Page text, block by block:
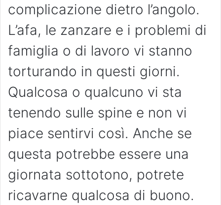
complicazione dietro l’angolo.
L’afa, le zanzare e i problemi di
famiglia o di lavoro vi stanno
torturando in questi giorni.
Qualcosa o qualcuno vi sta
tenendo sulle spine e non vi
piace sentirvi così. Anche se
questa potrebbe essere una
giornata sottotono, potrete
ricavarne qualcosa di buono.